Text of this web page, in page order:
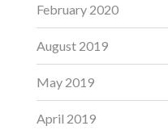
February 2020
August 2019
May 2019
April 2019